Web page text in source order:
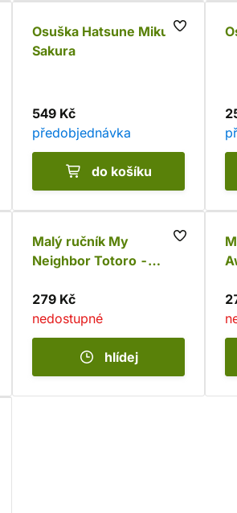
Osuška Hatsune Miku -
Sakura
549 Kč
předobjednávka
do košíku
Malý ručník My
Neighbor Totoro -
279 Kč
nedostupné
hlídej